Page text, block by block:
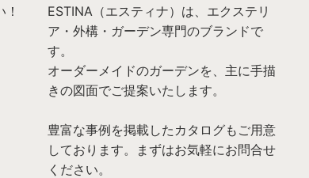
ESTINA（エスティナ）は、エクステリ
ア・外構・ガーデン専門のブランドで
す。
オーダーメイドのガーデンを、主に手描
きの図面でご提案いたします。
豊富な事例を掲載したカタログもご用意
しております。まずはお気軽にお問合せ
ください。